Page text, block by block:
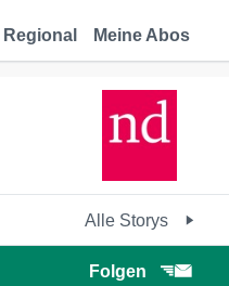
Regional Meine Abos
Alle Storys
Folgen